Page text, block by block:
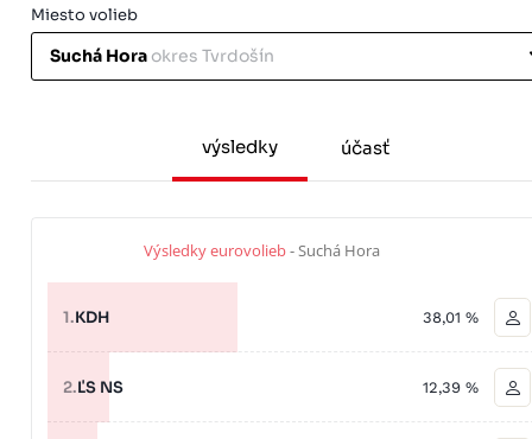
Miesto volieb
Suchá Hora okres Tvrdošín
výsledky účasť
Výsledky eurovolieb- Suchá Hora
1.KDH 38,01 %
2.ĽS NS 12,39 %